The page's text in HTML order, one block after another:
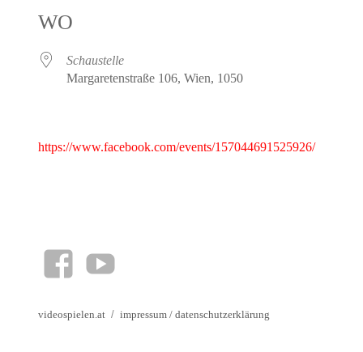
WO
Schaustelle
Margaretenstraße 106, Wien, 1050
https://www.facebook.com/events/157044691525926/
facebookYouTube
videospielen.at impressum /datenschutzerklärung